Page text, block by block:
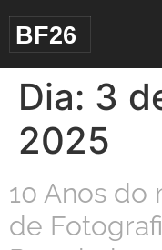
BF26
Dia: 3
2025
10 Anos do
de